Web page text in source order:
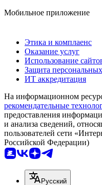
Мобильное приложение
Этика и комплаенс
Оказание услуг
Использование
Защита
ИТ аккредитация
На информационном
рекомендательные
предоставления
и анализа сведений,
пользователей сети
Российской Федерации)
Русский